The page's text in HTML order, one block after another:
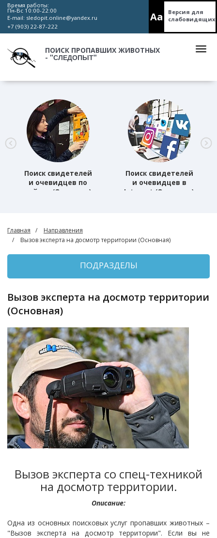
Время работы:
Пн-Вс 10:00-22:00
E-mail: sledopit.online@yandex.ru
+7 (903) 22-87-222
Aa
Версия для
слабовидящих
ПОИСК ПРОПАВШИХ ЖИВОТНЫХ
- "СЛЕДОПЫТ"
Поиск свидетелей
и очевидцев по
району (Основная)
Поиск свидетелей
и очевидцев в
Internet (Основная)
Главная
Направления
Вызов эксперта на досмотр территории (Основная)
ПОДРАЗДЕЛЫ
Вызов эксперта на досмотр территории
(Основная)
Вызов эксперта со спец-техникой
на досмотр территории.
Описание:
Одна из основных поисковых услуг пропавших животных –
"Вызов эксперта на досмотр территории". Если вы не